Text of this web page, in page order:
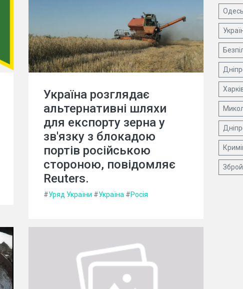
Україна розглядає
альтернативні шляхи
для експорту зерна у
зв'язку з блокадою
портів російською
стороною, повідомляє
Reuters.
#Уряд України #Україна #Росія